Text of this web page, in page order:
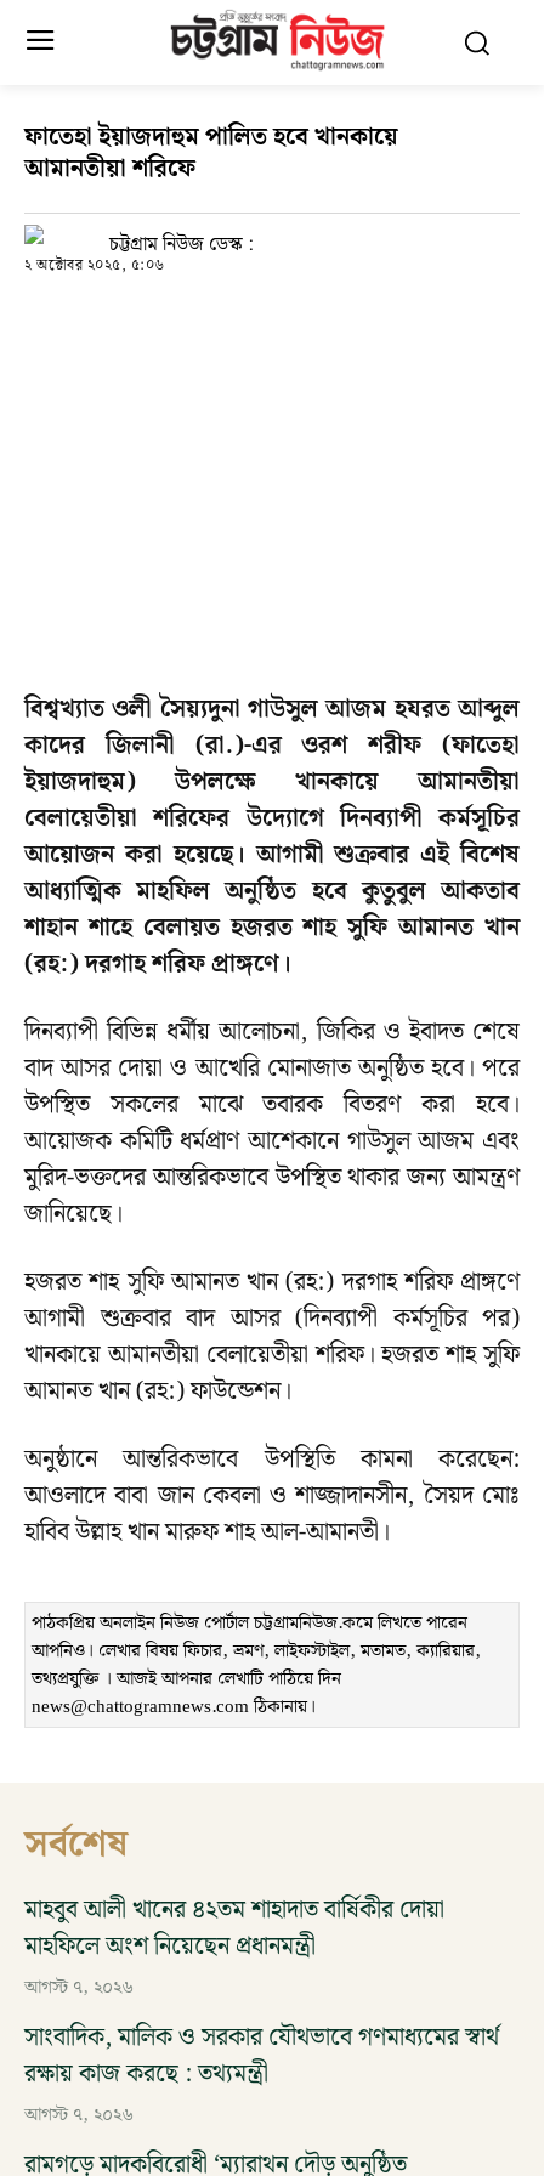
ফাতেহা ইয়াজদাহুম পালিত হবে খানকায়ে
আমানতীয়া শরিফে
চট্টগ্রাম নিউজ ডেস্ক :
২ অক্টোবর ২০২৫, ৫:০৬
বিশ্বখ্যাত ওলী সৈয়্যদুনা গাউসুল আজম হযরত আব্দুল
কাদের জিলানী (রা.)-এর ওরশ শরীফ (ফাতেহা
ইয়াজদাহুম) উপলক্ষে খানকায়ে আমানতীয়া
বেলায়েতীয়া শরিফের উদ্যোগে দিনব্যাপী কর্মসূচির
আয়োজন করা হয়েছে। আগামী শুক্রবার এই বিশেষ
আধ্যাত্মিক মাহফিল অনুষ্ঠিত হবে কুতুবুল আকতাব
শাহান শাহে বেলায়ত হজরত শাহ সুফি আমানত খান
(রহ:) দরগাহ শরিফ প্রাঙ্গণে।
দিনব্যাপী বিভিন্ন ধর্মীয় আলোচনা, জিকির ও ইবাদত শেষে
বাদ আসর দোয়া ও আখেরি মোনাজাত অনুষ্ঠিত হবে। পরে
উপস্থিত সকলের মাঝে তবারক বিতরণ করা হবে।
আয়োজক কমিটি ধর্মপ্রাণ আশেকানে গাউসুল আজম এবং
মুরিদ-ভক্তদের আন্তরিকভাবে উপস্থিত থাকার জন্য আমন্ত্রণ
জানিয়েছে।
হজরত শাহ সুফি আমানত খান (রহ:) দরগাহ শরিফ প্রাঙ্গণে
আগামী শুক্রবার বাদ আসর (দিনব্যাপী কর্মসূচির পর)
খানকায়ে আমানতীয়া বেলায়েতীয়া শরিফ। হজরত শাহ সুফি
আমানত খান (রহ:) ফাউন্ডেশন।
অনুষ্ঠানে আন্তরিকভাবে উপস্থিতি কামনা করেছেন:
আওলাদে বাবা জান কেবলা ও শাজ্জাদানসীন, সৈয়দ মোঃ
হাবিব উল্লাহ খান মারুফ শাহ আল-আমানতী।
পাঠকপ্রিয় অনলাইন নিউজ পোর্টাল চট্টগ্রামনিউজ.কমে লিখতে পারেন
আপনিও। লেখার বিষয় ফিচার, ভ্রমণ, লাইফস্টাইল, মতামত, ক্যারিয়ার,
তথ্যপ্রযুক্তি । আজই আপনার লেখাটি পাঠিয়ে দিন
news@chattogramnews.com ঠিকানায়।
সর্বশেষ
মাহবুব আলী খানের ৪২তম শাহাদাত বার্ষিকীর দোয়া
মাহফিলে অংশ নিয়েছেন প্রধানমন্ত্রী
আগস্ট ৭, ২০২৬
সাংবাদিক, মালিক ও সরকার যৌথভাবে গণমাধ্যমের স্বার্থ
রক্ষায় কাজ করছে : তথ্যমন্ত্রী
আগস্ট ৭, ২০২৬
রামগড়ে মাদকবিরোধী ‘ম্যারাথন দৌড় অনুষ্ঠিত